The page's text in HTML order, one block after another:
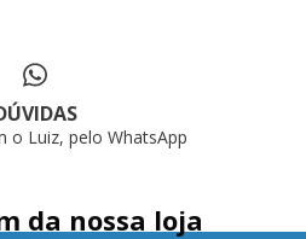
o Luiz, pelo WhatsApp
da nossa loja